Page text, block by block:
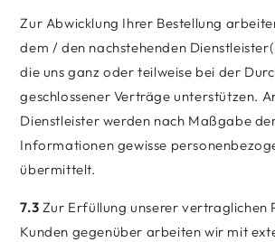
Zur Abwicklung Ihrer Bestellung
dem / den nachstehenden
die uns ganz oder teilweise bei der
geschlossener Verträge unterstützen.
Dienstleister werden nach Maßgabe
Informationen gewisse
übermittelt.
7.3 Zur Erfüllung unserer vertraglichen
Kunden gegenüber arbeiten wir mit